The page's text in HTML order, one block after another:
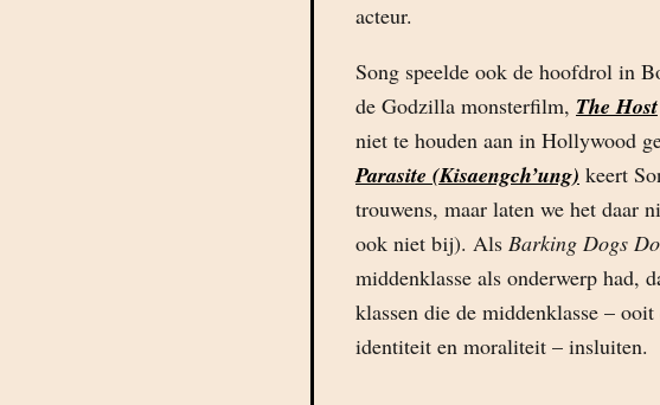
acteur.
Song speelde ook de hoofdrol in
de Godzilla monsterfilm, The Host
niet te houden aan in Hollywood
Parasite (Kisaengch’ung) keert
trouwens, maar laten we het daar
ook niet bij). Als Barking Dogs
middenklasse als onderwerp had,
klassen die de middenklasse –
identiteit en moraliteit – insluiten.